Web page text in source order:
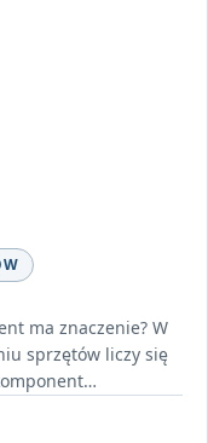
ma znaczenie? W
sprzętów liczy się